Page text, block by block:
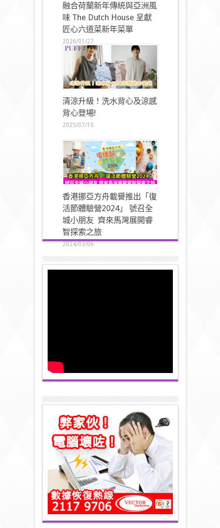
融合荷蘭新年傳統與亞洲風
味 The Dutch House 呈獻
匠心六道菜新年菜單
2026/01/27
清涼升級！洗水背心及涼感
背心登場!
2025/07/10
香港挪亞方舟載譽推出「復
活節體驗營2024」 號召全
城小朋友 齊來馬灣展開睿
智探索之旅
2024/03/06